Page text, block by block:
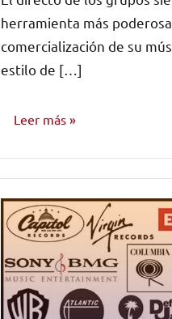
comentarios
herramienta más
comercialización de su
estilo de […]
Leer más
PROMOCIÓN